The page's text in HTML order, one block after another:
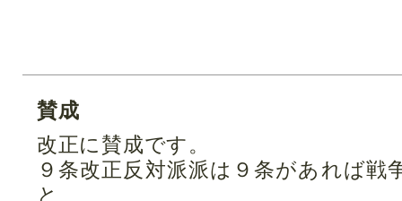
賛成
改正に賛成です。
９条改正反対派派は９条があれば戦
と